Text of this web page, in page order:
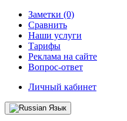
Заметки (0)
Сравнить
Наши услуги
Тарифы
Реклама на сайте
Вопрос-ответ
Личный кабинет
Язык